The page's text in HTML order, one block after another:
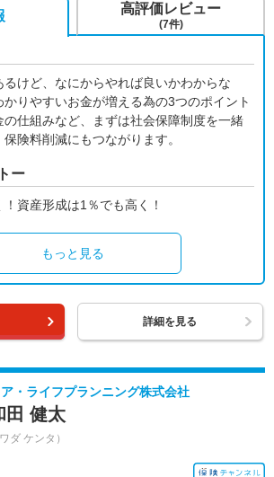
るけど、なにからやれば良いかわからな
りやすいお金が増える為の3つのポイント
の仕組みなど、まずは社会保障制度を一緒
険料削減にもつながります。
ー
資産形成は1％でも高く！
もっと見る
高評価レビュー
(7件)
詳細を見る
ア・ライフプランニング株式会社
田 健太
ワダ ケンタ）